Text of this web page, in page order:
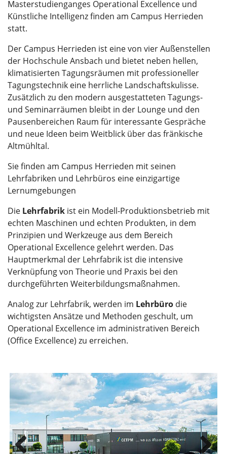
Masterstudienganges Operational Excellence und
Künstliche Intelligenz finden am Campus Herrieden
statt.
Der Campus Herrieden ist eine von vier Außenstellen
der Hochschule Ansbach und bietet neben hellen,
klimatisierten Tagungsräumen mit professioneller
Tagungstechnik eine herrliche Landschaftskulisse.
Zusätzlich zu den modern ausgestatteten Tagungs-
und Seminarräumen bleibt in der Lounge und den
Pausenbereichen Raum für interessante Gespräche
und neue Ideen beim Weitblick über das fränkische
Altmühltal.
Sie finden am Campus Herrieden mit seinen
Lehrfabriken und Lehrbüros eine einzigartige
Lernumgebungen
Die Lehrfabrik ist ein Modell-Produktionsbetrieb mit
echten Maschinen und echten Produkten, in dem
Prinzipien und Werkzeuge aus dem Bereich
Operational Excellence gelehrt werden. Das
Hauptmerkmal der Lehrfabrik ist die intensive
Verknüpfung von Theorie und Praxis bei den
durchgeführten Weiterbildungsmaßnahmen.
Analog zur Lehrfabrik, werden im Lehrbüro die
wichtigsten Ansätze und Methoden geschult, um
Operational Excellence im administrativen Bereich
(Office Excellence) zu erreichen.